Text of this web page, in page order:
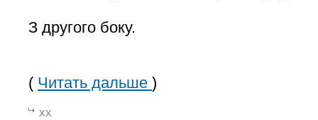
З другого боку.
( Читать дальше )
хх